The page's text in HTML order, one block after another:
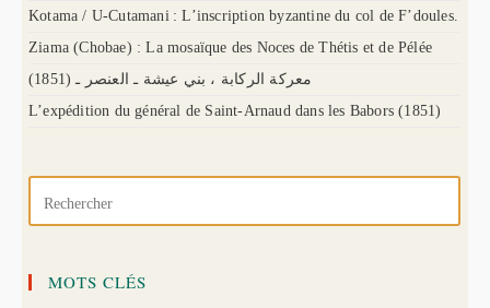
Kotama / U-Cutamani : L’inscription byzantine du col de F’doules.
Ziama (Chobae) : La mosaïque des Noces de Thétis et de Pélée
(1851) معركة الركابة ، بني عيشة ـ العنصر ـ
L’expédition du général de Saint-Arnaud dans les Babors (1851)
MOTS CLÉS